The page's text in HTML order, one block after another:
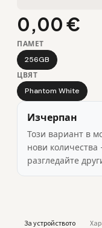
0,00 €
ПАМЕТ
256GB
ЦВЯТ
Phantom White
Изчерпан
Този вариант в
нови
разгледайте
За устройството